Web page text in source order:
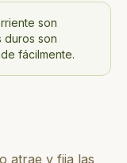
son
duros son
fácilmente.
atrae y fija las